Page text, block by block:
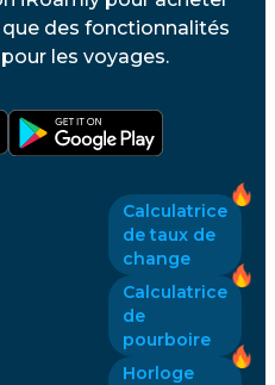
que des fonctionnalités
les voyages.
Calculatrice
de taux de
change
Calculatrice
de
pourboire
Horloge